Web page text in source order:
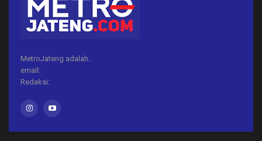
MetroJateng adalah..
email:
Redaksi: